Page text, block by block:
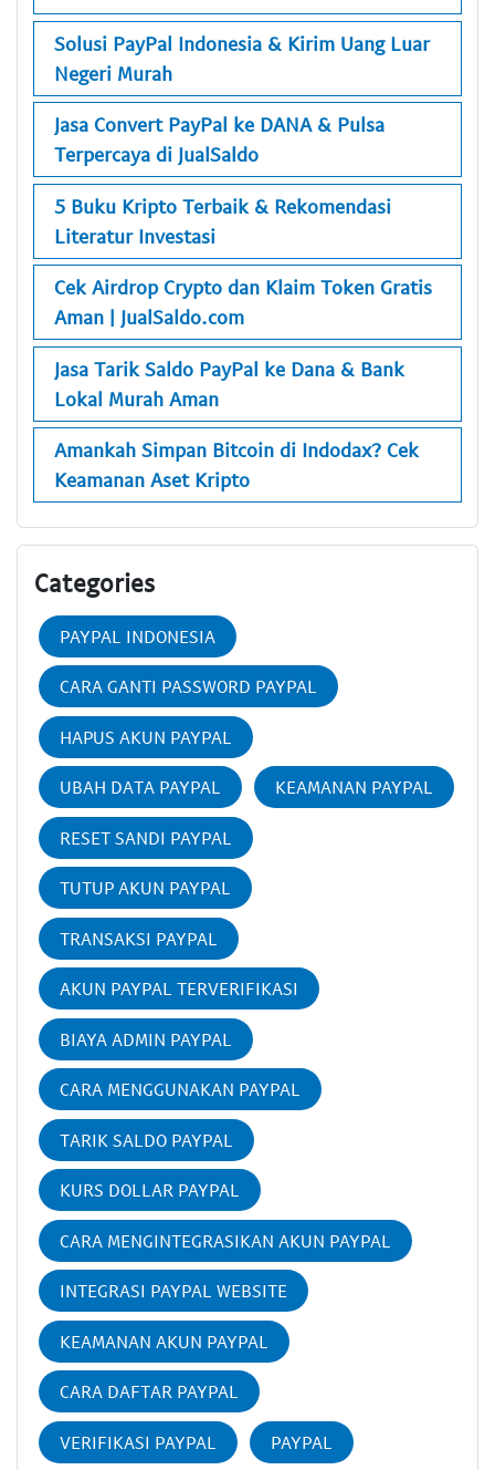
Solusi PayPal Indonesia & Kirim Uang Luar
Negeri Murah
Jasa Convert PayPal ke DANA & Pulsa
Terpercaya di JualSaldo
5 Buku Kripto Terbaik & Rekomendasi
Literatur Investasi
Cek Airdrop Crypto dan Klaim Token Gratis
Aman | JualSaldo.com
Jasa Tarik Saldo PayPal ke Dana & Bank
Lokal Murah Aman
Amankah Simpan Bitcoin di Indodax? Cek
Keamanan Aset Kripto
Categories
PAYPAL INDONESIA
CARA GANTI PASSWORD PAYPAL
HAPUS AKUN PAYPAL
UBAH DATA PAYPAL KEAMANAN PAYPAL
RESET SANDI PAYPAL
TUTUP AKUN PAYPAL
TRANSAKSI PAYPAL
AKUN PAYPAL TERVERIFIKASI
BIAYA ADMIN PAYPAL
CARA MENGGUNAKAN PAYPAL
TARIK SALDO PAYPAL
KURS DOLLAR PAYPAL
CARA MENGINTEGRASIKAN AKUN PAYPAL
INTEGRASI PAYPAL WEBSITE
KEAMANAN AKUN PAYPAL
CARA DAFTAR PAYPAL
VERIFIKASI PAYPAL PAYPAL